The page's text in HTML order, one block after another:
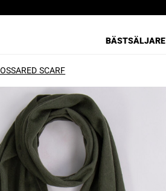
BÄSTSÄLJARE
SCARF